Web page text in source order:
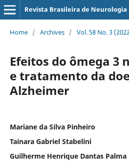
Revista Brasileira de Neurologia
Home / Archives / Vol. 58 No. 3
Efeitos do ômega 3
e tratamento da
Alzheimer
Mariane da Silva Pinheiro
Tainara Gabriel Stabelini
Guilherme Henrique Dantas Palma